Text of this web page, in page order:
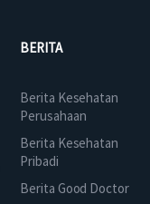
BERITA
Berita Kesehatan
Perusahaan
Berita Kesehatan
Pribadi
Berita Good Doctor